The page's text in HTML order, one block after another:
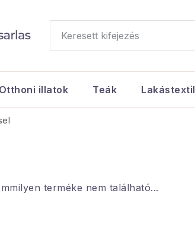
Otthoni illatok Teák Lakástextil
terméke nem található...